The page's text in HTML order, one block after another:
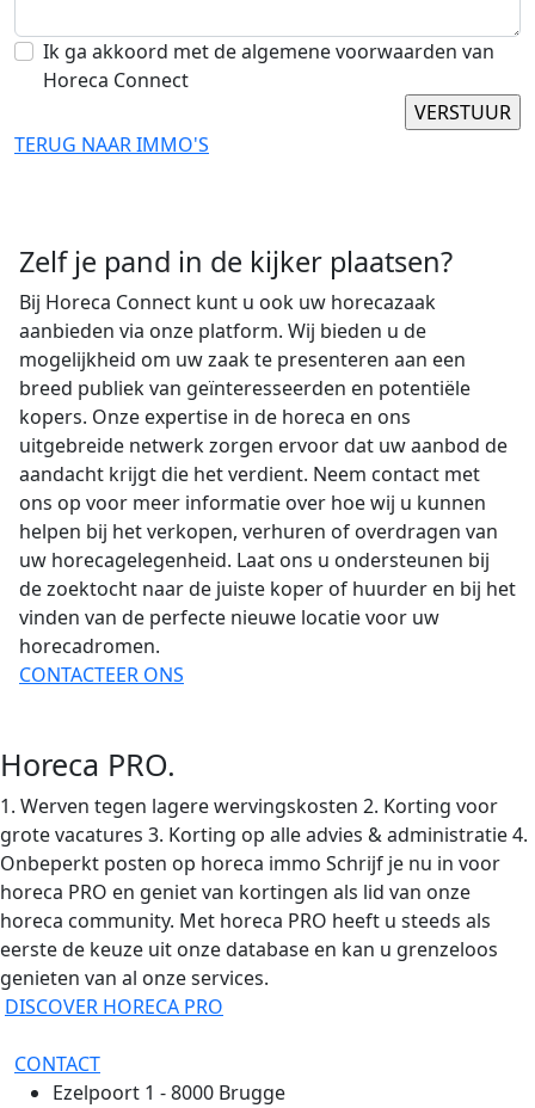
Ik ga akkoord met de algemene voorwaarden van
Horeca Connect
TERUG NAAR IMMO'S
Zelf je pand in de kijker plaatsen?
Bij Horeca Connect kunt u ook uw horecazaak
aanbieden via onze platform. Wij bieden u de
mogelijkheid om uw zaak te presenteren aan een
breed publiek van geïnteresseerden en potentiële
kopers. Onze expertise in de horeca en ons
uitgebreide netwerk zorgen ervoor dat uw aanbod de
aandacht krijgt die het verdient. Neem contact met
ons op voor meer informatie over hoe wij u kunnen
helpen bij het verkopen, verhuren of overdragen van
uw horecagelegenheid. Laat ons u ondersteunen bij
de zoektocht naar de juiste koper of huurder en bij het
vinden van de perfecte nieuwe locatie voor uw
horecadromen.
CONTACTEER ONS
Horeca PRO.
1. Werven tegen lagere wervingskosten 2. Korting voor
grote vacatures 3. Korting op alle advies & administratie 4.
Onbeperkt posten op horeca immo Schrijf je nu in voor
horeca PRO en geniet van kortingen als lid van onze
horeca community. Met horeca PRO heeft u steeds als
eerste de keuze uit onze database en kan u grenzeloos
genieten van al onze services.
DISCOVER HORECA PRO
CONTACT
Ezelpoort 1 - 8000 Brugge